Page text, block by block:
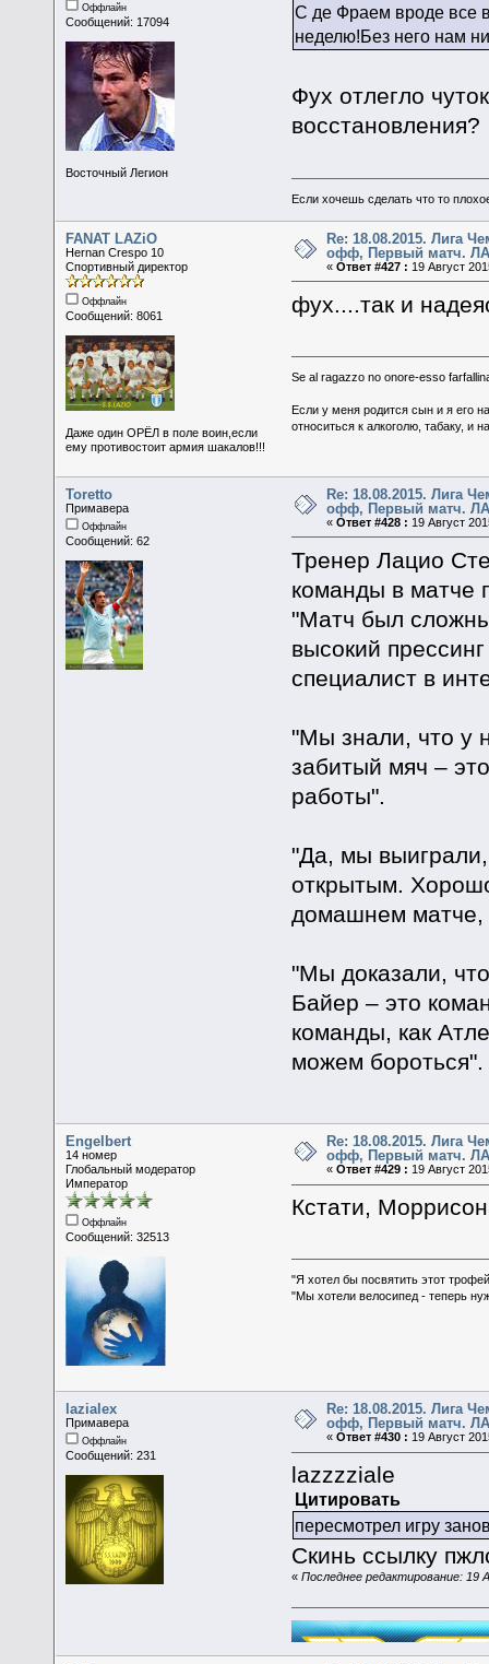
Оффлайн
Сообщений: 17094
Восточный Легион
С де Фраем вроде все в
неделю!Без него нам
Фух отлегло
восстановления?
Если хочешь сделать что то
FANAT LAZiO
Hernan Crespo 10
Спортивный директор
Оффлайн
Сообщений: 8061
Даже один ОРЁЛ в поле воин,если
ему противостоит армия шакалов!!!
Re: 18.08.2015. Лига
офф, Первый матч.
«Ответ #427 : 19 Август
фух....так и
Se al ragazzo no onore-esso
Если у меня родится сын и я его
относиться к алкоголю, табаку, и
Toretto
Примавера
Оффлайн
Сообщений: 62
Re: 18.08.2015. Лига
офф, Первый матч.
«Ответ #428 : 19 Август
Тренер Лацио
команды в матче
"Матч был
высокий
специалист в
"Мы знали, что у
забитый мяч –
работы".
"Да, мы
открытым.
домашнем матче,
"Мы доказали,
Байер – это
команды, как
можем бороться".
Engelbert
14 номер
Глобальный модератор
Император
Оффлайн
Сообщений: 32513
Re: 18.08.2015. Лига
офф, Первый матч.
«Ответ #429 : 19 Август
Кстати,
"Я хотел бы посвятить этот
"Мы хотели велосипед - теперь
lazialex
Примавера
Оффлайн
Сообщений: 231
Re: 18.08.2015. Лига
офф, Первый матч.
«Ответ #430 : 19 Август
lazzzziale
Цитировать
пересмотрел игру
Скинь ссылку
« Последнее редактирование: 19